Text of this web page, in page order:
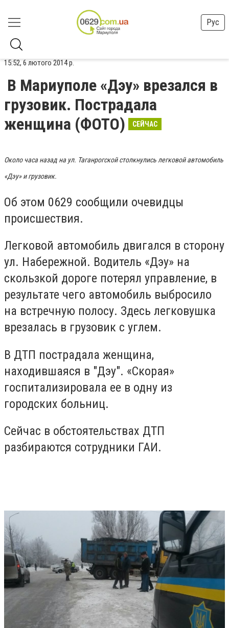
Рус
15:52, 6 лютого 2014 р.
В Мариуполе «Дэу» врезался в
грузовик. Пострадала
женщина (ФОТО)
СЕЙЧАС
Около часа назад на ул. Таганрогской столкнулись легковой автомобиль
«Дэу» и грузовик.
Об этом 0629 сообщили очевидцы
происшествия.
Легковой автомобиль двигался в сторону
ул. Набережной. Водитель «Дэу» на
скользкой дороге потерял управление, в
результате чего автомобиль выбросило
на встречную полосу. Здесь легковушка
врезалась в грузовик с углем.
В ДТП пострадала женщина,
находившаяся в "Дэу". «Скорая»
госпитализировала ее в одну из
городских больниц.
Сейчас в обстоятельствах ДТП
разбираются сотрудники ГАИ.